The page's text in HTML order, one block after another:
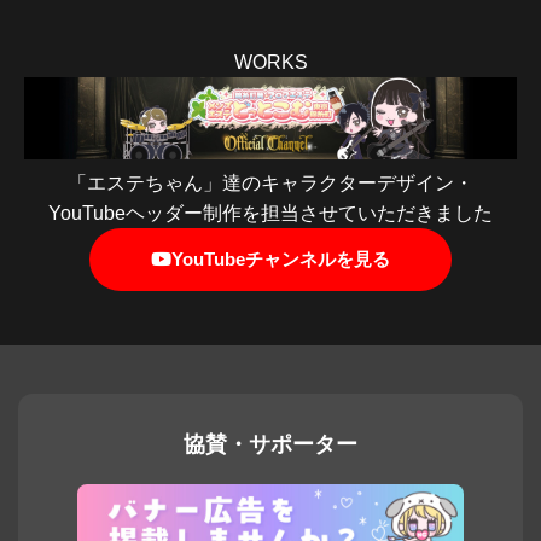
WORKS
「エステちゃん」達のキャラクターデザイン・
YouTubeヘッダー制作を担当させていただきました
YouTubeチャンネルを見る
協賛・サポーター